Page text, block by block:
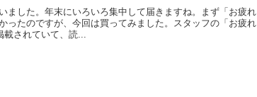
ました。年末にいろいろ集中して届きますね。まず「お疲れ
ったのですが、今回は買ってみました。スタッフの「お疲れ
載されていて、読...